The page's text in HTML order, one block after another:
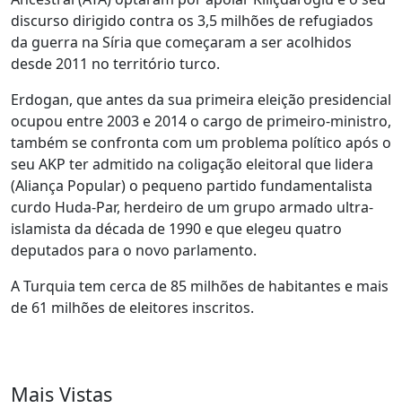
discurso dirigido contra os 3,5 milhões de refugiados
da guerra na Síria que começaram a ser acolhidos
desde 2011 no território turco.
Erdogan, que antes da sua primeira eleição presidencial
ocupou entre 2003 e 2014 o cargo de primeiro-ministro,
também se confronta com um problema político após o
seu AKP ter admitido na coligação eleitoral que lidera
(Aliança Popular) o pequeno partido fundamentalista
curdo Huda-Par, herdeiro de um grupo armado ultra-
islamista da década de 1990 e que elegeu quatro
deputados para o novo parlamento.
A Turquia tem cerca de 85 milhões de habitantes e mais
de 61 milhões de eleitores inscritos.
Mais Vistas